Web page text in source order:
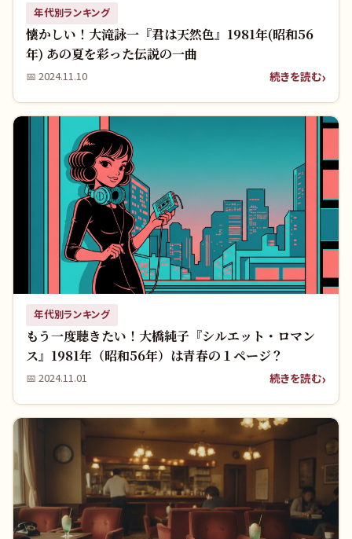
年代別ランキング
懐かしい！大滝詠一『君は天然色』1981年(昭和56
年) あの夏を彩った伝説の一曲
📅 2024.11.10 続きを読む
年代別ランキング
もう一度聴きたい！大橋純子『シルエット・ロマン
ス』1981年（昭和56年）は青春の１ページ？
📅 2024.11.01 続きを読む